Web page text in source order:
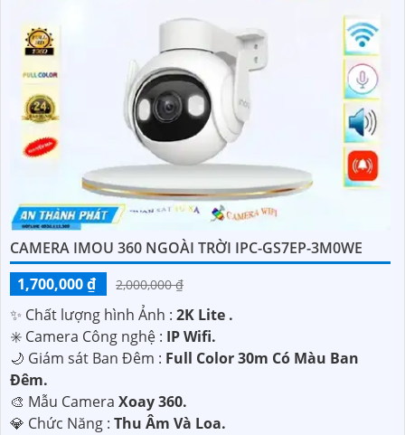
CAMERA IMOU 360 NGOÀI TRỜI IPC-GS7EP-3M0WE
1,700,000 ₫
2,000,000 ₫
✨ Chất lượng hình Ảnh : 2K Lite .
✳️ Camera Công nghệ : IP Wifi.
🌙 Giám sát Ban Đêm : Full Color 30m Có Màu Ban
Ðêm.
🎨 Mẫu Camera Xoay 360.
️💎 Chức Năng : Thu Âm Và Loa.